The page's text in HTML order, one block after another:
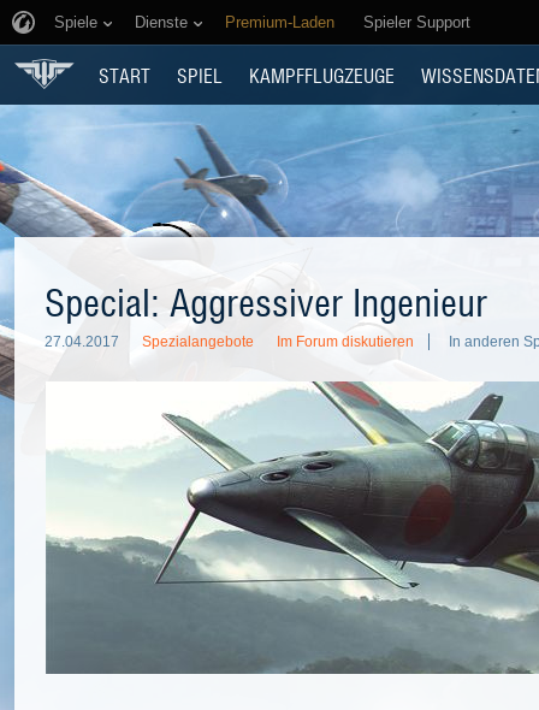
Spiele Dienste Premium-Laden Spieler Support
START SPIEL KAMPFFLUGZEUGE
Special: Aggressiver Ingenieur
27.04.2017 Spezialangebote Im Forum diskutieren In anderen